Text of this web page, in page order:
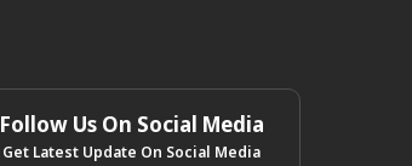
Follow Us On Social Media
Get Latest Update On Social Media